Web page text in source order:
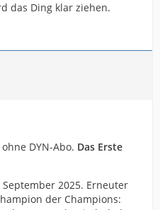
das Ding klar ziehen.
DYN-Abo. Das Erste
2025. Erneuter
der Champions: